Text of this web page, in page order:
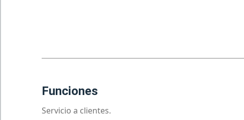
funciones
Servicio a clientes.